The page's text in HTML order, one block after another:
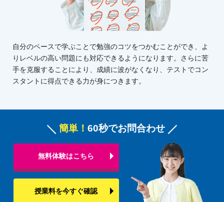
自分のペースで学ぶことで勉強のコツをつかむことができ、よ
りレベルの高い問題にも対応できるようになります。さらに苦
手を克服することにより、成績に波がなくなり、テストでコン
スタントに得点できる力が身につきます。
簡単！ 60秒でお問合わせ
無料体験はこちら
授業料を今すぐ確認